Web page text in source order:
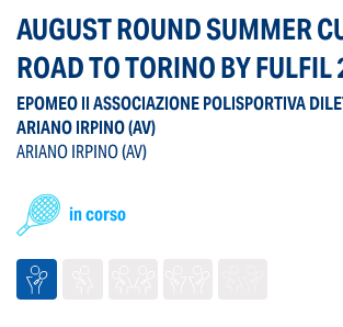
AUGUST ROUND SUMMER
ROAD TO TORINO BY
SINGOLARE MASCHILE
EPOMEO II ASSOCIAZIONE POLISPORTIVA
ARIANO IRPINO(AV)
ARIANO IRPINO(AV)
in corso